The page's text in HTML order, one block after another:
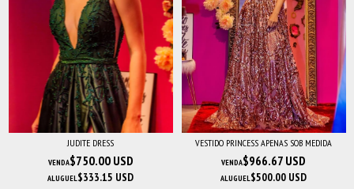
JUDITE DRESS
VENDA$750.00 USD
ALUGUEL$333.15 USD
VESTIDO PRINCESS APENAS SOB MEDIDA
VENDA$966.67 USD
ALUGUEL$500.00 USD